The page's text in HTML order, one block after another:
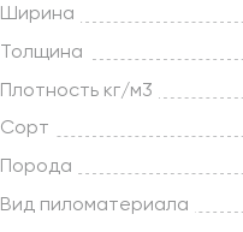
Ширина
Толщина
Плотность кг/м3
Сорт
Порода
Вид пиломатериала